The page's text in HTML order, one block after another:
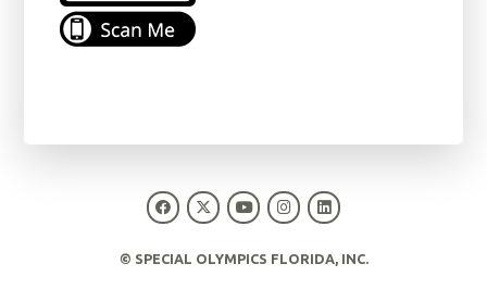
© SPECIAL OLYMPICS FLORIDA, INC.